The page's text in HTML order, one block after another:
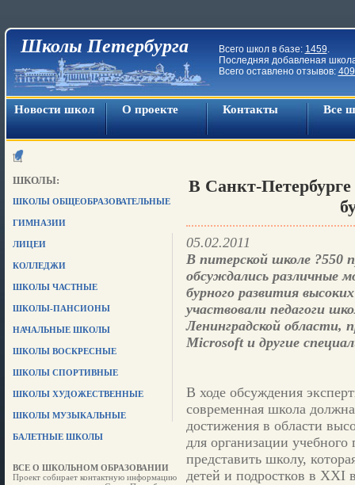
Школы Петербурга Всего школ в базе: 1459.
Последняя добавленая
Всего оставлено отзывов:
Новости школ О проекте Контакты Все
ШКОЛЫ:
ШКОЛЫ ОБЩЕОБРАЗОВАТЕЛЬНЫЕ
ГИМНАЗИИ
ЛИЦЕИ
КОЛЛЕДЖИ
ШКОЛЫ ЧАСТНЫЕ
ШКОЛЫ-ПАНСИОНЫ
НАЧАЛЬНЫЕ ШКОЛЫ
ШКОЛЫ ВОСКРЕСНЫЕ
ШКОЛЫ СПОРТИВНЫЕ
ШКОЛЫ ХУДОЖЕСТВЕННЫЕ
ШКОЛЫ МУЗЫКАЛЬНЫЕ
БАЛЕТНЫЕ ШКОЛЫ
ВСЕ О ШКОЛЬНОМ ОБРАЗОВАНИИ
Проект собирает контактную информацию
В Санкт-
05.02.2011
В питерской школе ?550
обсуждались различные
бурного развития
участвовали педагоги
Ленинградской области,
Microsoft и другие
В ходе обсуждения
современная школа
достижения в области
для организации учебного
представить школу,
детей и подростков в XXI